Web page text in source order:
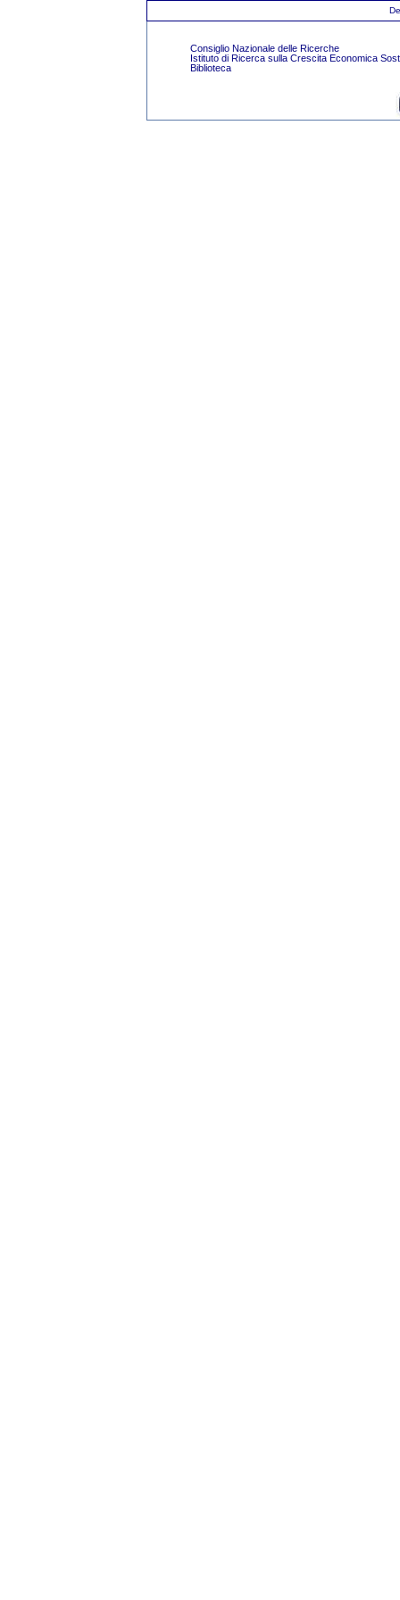
Consiglio Nazionale delle Ricerche
Istituto di Ricerca sulla Crescita Economica
Biblioteca